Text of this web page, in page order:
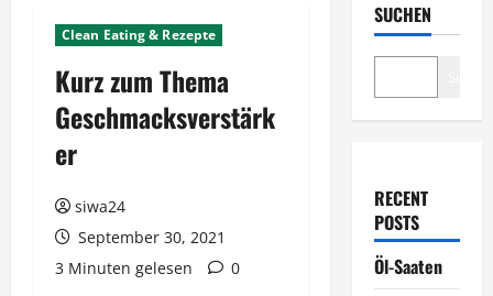
Clean Eating & Rezepte
Kurz zum Thema
Geschmacksverstärk
er
siwa24
September 30, 2021
3 Minuten gelesen
0
SUCHEN
RECENT
POSTS
Öl-Saaten